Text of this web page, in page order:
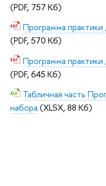
(PDF, 757 Кб)
Программа
(PDF, 570 Кб)
Программа
(PDF, 645 Кб)
Табличная часть
набора (XLSX, 88 Кб)